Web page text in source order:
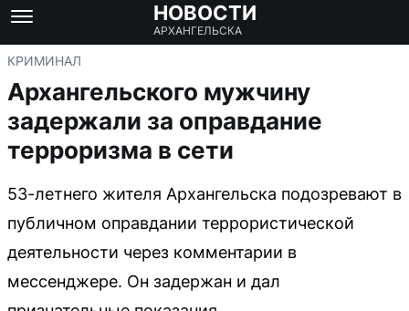
НОВОСТИ
АРХАНГЕЛЬСКА
КРИМИНАЛ
Архангельского мужчину
задержали за оправдание
терроризма в сети
53-летнего жителя Архангельска подозревают в
публичном оправдании террористической
деятельности через комментарии в
мессенджере. Он задержан и дал